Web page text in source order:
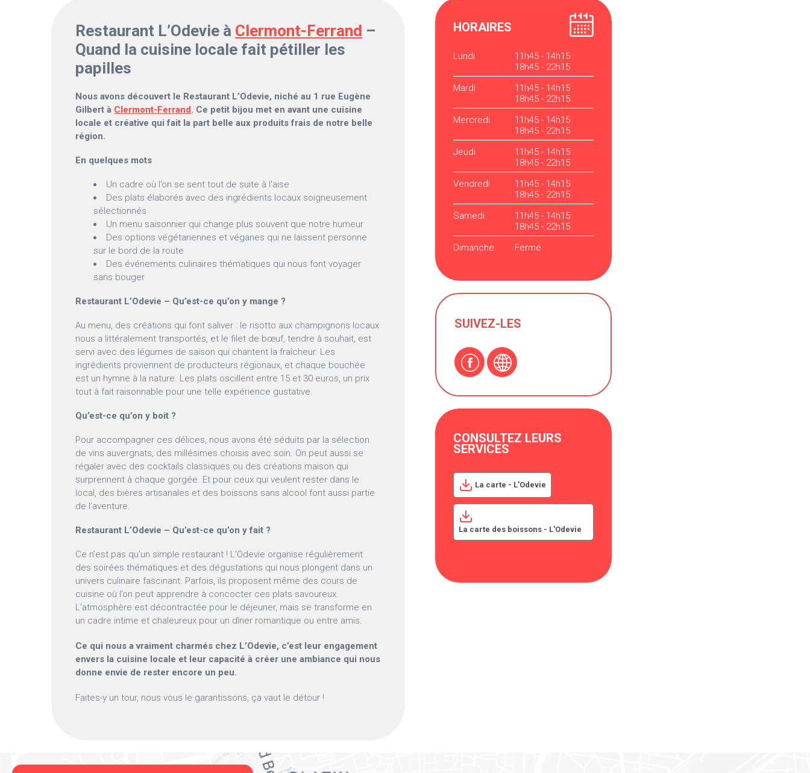
Restaurant L’Odevie à Clermont-Ferrand –
Quand la cuisine locale fait pétiller les
papilles
Nous avons découvert le Restaurant L’Odevie, niché au 1 rue Eugène
Gilbert à Clermont-Ferrand. Ce petit bijou met en avant une cuisine
locale et créative qui fait la part belle aux produits frais de notre belle
région.
En quelques mots
Un cadre où l’on se sent tout de suite à l’aise
Des plats élaborés avec des ingrédients locaux soigneusement
sélectionnés
Un menu saisonnier qui change plus souvent que notre humeur
Des options végétariennes et véganes qui ne laissent personne
sur le bord de la route
Des événements culinaires thématiques qui nous font voyager
sans bouger
Restaurant L’Odevie – Qu’est-ce qu’on y mange ?
Au menu, des créations qui font saliver : le risotto aux champignons locaux
nous a littéralement transportés, et le filet de bœuf, tendre à souhait, est
servi avec des légumes de saison qui chantent la fraîcheur. Les
ingrédients proviennent de producteurs régionaux, et chaque bouchée
est un hymne à la nature. Les plats oscillent entre 15 et 30 euros, un prix
tout à fait raisonnable pour une telle expérience gustative.
Qu’est-ce qu’on y boit ?
Pour accompagner ces délices, nous avons été séduits par la sélection
de vins auvergnats, des millésimes choisis avec soin. On peut aussi se
régaler avec des cocktails classiques ou des créations maison qui
surprennent à chaque gorgée. Et pour ceux qui veulent rester dans le
local, des bières artisanales et des boissons sans alcool font aussi partie
de l’aventure.
Restaurant L’Odevie – Qu’est-ce qu’on y fait ?
Ce n’est pas qu’un simple restaurant ! L’Odevie organise régulièrement
des soirées thématiques et des dégustations qui nous plongent dans un
univers culinaire fascinant. Parfois, ils proposent même des cours de
cuisine où l’on peut apprendre à concocter ces plats savoureux.
L’atmosphère est décontractée pour le déjeuner, mais se transforme en
un cadre intime et chaleureux pour un dîner romantique ou entre amis.
Ce qui nous a vraiment charmés chez L’Odevie, c’est leur engagement
envers la cuisine locale et leur capacité à créer une ambiance qui nous
donne envie de rester encore un peu.
Faites-y un tour, nous vous le garantissons, ça vaut le détour !
HORAIRES
Lundi
11h45 - 14h15
18h45 - 22h15
Mardi
11h45 - 14h15
18h45 - 22h15
Mercredi
11h45 - 14h15
18h45 - 22h15
Jeudi
11h45 - 14h15
18h45 - 22h15
Vendredi
11h45 - 14h15
18h45 - 22h15
Samedi
11h45 - 14h15
18h45 - 22h15
Dimanche
Fermé
SUIVEZ-LES
CONSULTEZ LEURS
SERVICES
La carte - L'Odevie
La carte des boissons - L'Odevie